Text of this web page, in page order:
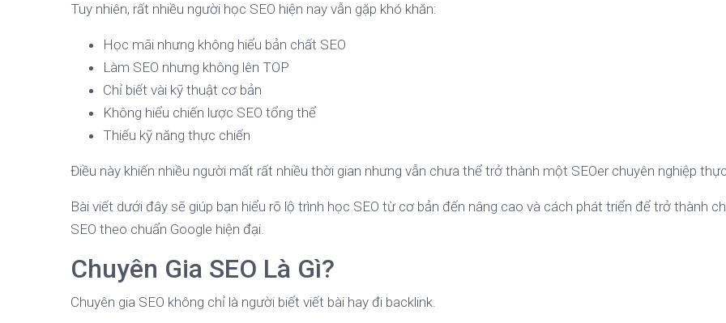
Tuy nhiên, rất nhiều người học SEO hiện nay vẫn gặp khó khăn:
Học mãi nhưng không hiểu bản chất SEO
Làm SEO nhưng không lên TOP
Chỉ biết vài kỹ thuật cơ bản
Không hiểu chiến lược SEO tổng thể
Thiếu kỹ năng thực chiến
Điều này khiến nhiều người mất rất nhiều thời gian nhưng vẫn chưa thể trở thành một SEOer chuyên nghiệp
Bài viết dưới đây sẽ giúp bạn hiểu rõ lộ trình học SEO từ cơ bản đến nâng cao và cách phát triển để trở thành
SEO theo chuẩn Google hiện đại.
Chuyên Gia SEO Là Gì?
Chuyên gia SEO không chỉ là người biết viết bài hay đi backlink.